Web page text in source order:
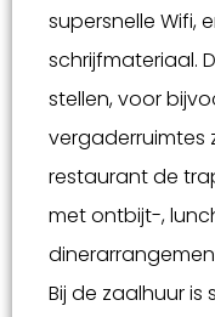
supersnelle Wifi,
schrijfmateriaal.
stellen, voor
vergaderruimtes
restaurant de
met ontbijt-,
Bij de zaalhuur